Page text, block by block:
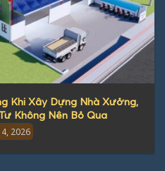
Khi Xây Dựng Nhà Xưởng,
Không Nên Bỏ Qua
2026